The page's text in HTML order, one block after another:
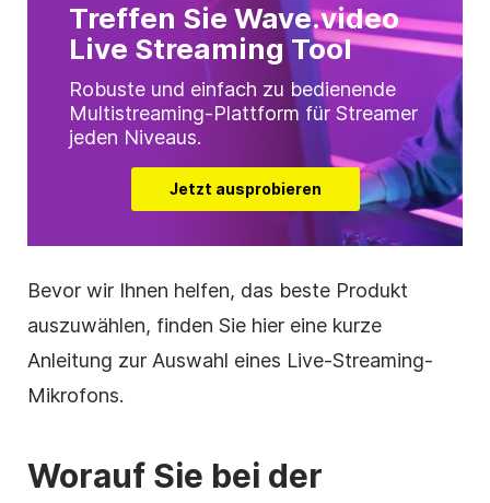
Treffen Sie Wave.video
Live Streaming Tool
Robuste und einfach zu bedienende
Multistreaming-Plattform für Streamer
jeden Niveaus.
Jetzt ausprobieren
Bevor wir Ihnen helfen, das beste Produkt
auszuwählen, finden Sie hier eine kurze
Anleitung zur Auswahl eines Live-Streaming-
Mikrofons.
Worauf Sie bei der